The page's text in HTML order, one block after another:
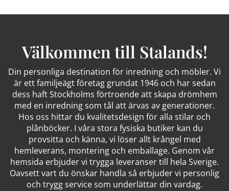
Välkommen till Stalands!
Din personliga destination för inredning och möbler. Vi
är ett familjeägt företag grundat 1946 och har sedan
dess haft Stockholms förtroende att skapa drömhem
med en inredning som tål att ärvas av generationer.
Hos oss hittar du kvalitetsdesign för alla stilar och
plånböcker. I våra stora fysiska butiker kan du
provsitta och känna, vi löser allt krångel med
hemleverans, montering och emballage. Genom vår
hemsida erbjuder vi trygga leveranser till hela Sverige.
Oavsett vart du önskar handla så erbjuder vi personlig
och trygg service som underlättar din vardag.